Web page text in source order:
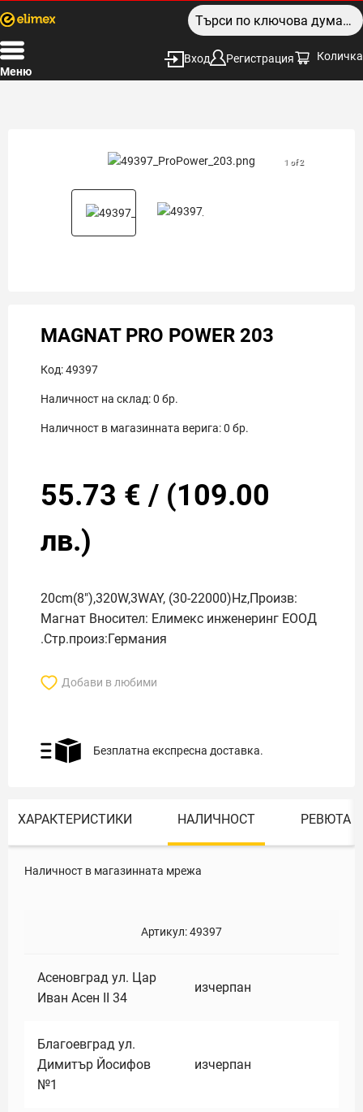
Меню
Вход Регистрация Количка
1 of 2
MAGNAT PRO POWER 203
Код:49397
Наличност на склад:0 бр.
Наличност в магазинната верига:0 бр.
55.73 € / (109.00
лв.)
20cm(8"),320W,3WAY, (30-22000)Hz,Произв:
Магнат Вносител: Елимекс инженеринг ЕООД
.Стр.произ:Германия
Добави в любими
Безплатна експресна доставка.
ХАРАКТЕРИСТИКИ НАЛИЧНОСТ РЕВЮТА
Наличност в магазинната мрежа
Артикул:49397
Асеновград ул. Цар
Иван Асен II 34
изчерпан
Благоевград ул.
Димитър Йосифов
№1
изчерпан